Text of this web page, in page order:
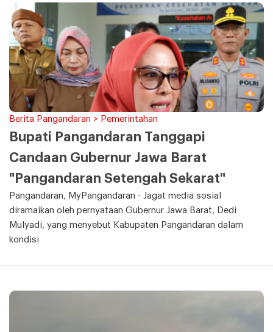
Berita Pangandaran > Pemerintahan
Bupati Pangandaran Tanggapi
Candaan Gubernur Jawa Barat
"Pangandaran Setengah Sekarat"
Pangandaran, MyPangandaran - Jagat media sosial
diramaikan oleh pernyataan Gubernur Jawa Barat, Dedi
Mulyadi, yang menyebut Kabupaten Pangandaran dalam
kondisi